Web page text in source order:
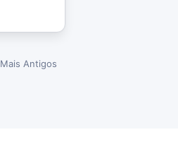
Mais Antigos